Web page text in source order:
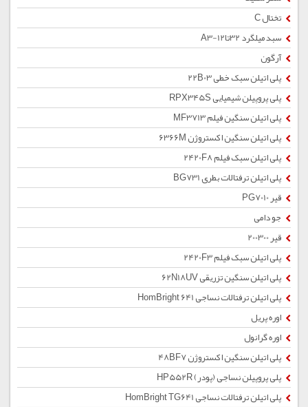
تختال C
سبد میلگرد 32تا12-A3
آرگون
پلی اتیلن سبک خطی 22B03
پلی پروپیلن شیمیایی RPX345S
پلی اتیلن سنگین فیلم MF3713
پلی اتیلن سنگین اکستروژن 6366M
پلی اتیلن سبک فیلم 2420F8
پلی اتیلن ترفتالات بطری BG731
قیر PG7010
جو دامی
قیر 200300
پلی اتیلن سبک فیلم 2420F3
پلی اتیلن سنگین تزریقی 62N18UV
پلی اتیلن ترفتالات نساجی HomBright 641
اوره پریل
اوره گرانول
پلی اتیلن سنگین اکستروژن 48BF7
پلی پروپیلن نساجی (پودر) HP552R
پلی اتیلن ترفتالات نساجی HomBright TG641